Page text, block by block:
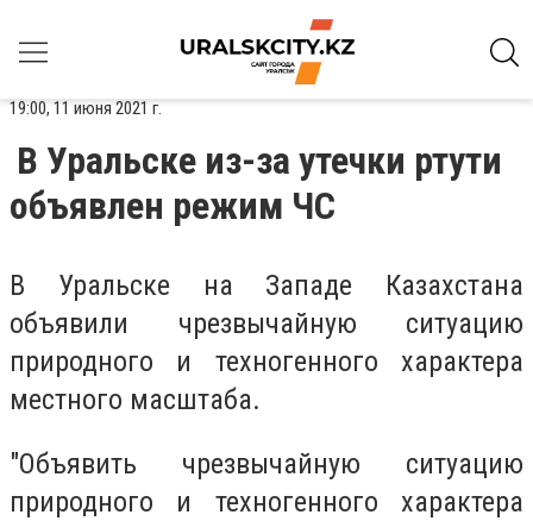
19:00, 11 июня 2021 г.
В Уральске из-за утечки ртути
объявлен режим ЧС
В Уральске на Западе Казахстана
объявили чрезвычайную ситуацию
природного и техногенного характера
местного масштаба.
"Объявить чрезвычайную ситуацию
природного и техногенного характера